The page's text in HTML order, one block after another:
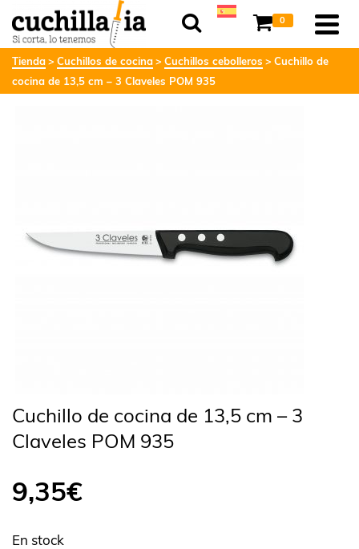
0
Tienda Cuchillos de cocina Cuchillos cebolleros
Cuchillo de
cocina de 13,5 cm – 3 Claveles POM 935
Cuchillo de cocina de 13,5 cm – 3
Claveles POM 935
9,35€
En stock